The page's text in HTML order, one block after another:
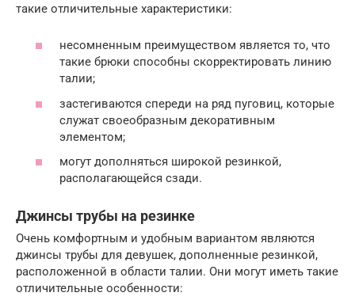
такие отличительные характеристики:
несомненным преимуществом является то, что
такие брюки способны скорректировать линию
талии;
застегиваются спереди на ряд пуговиц, которые
служат своеобразным декоративным
элементом;
могут дополняться широкой резинкой,
располагающейся сзади.
Джинсы трубы на резинке
Очень комфортным и удобным вариантом являются
джинсы трубы для девушек, дополненные резинкой,
расположенной в области талии. Они могут иметь такие
отличительные особенности: